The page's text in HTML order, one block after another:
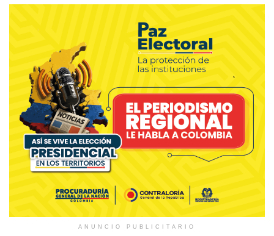
ANUNCIO PUBLICITARIO